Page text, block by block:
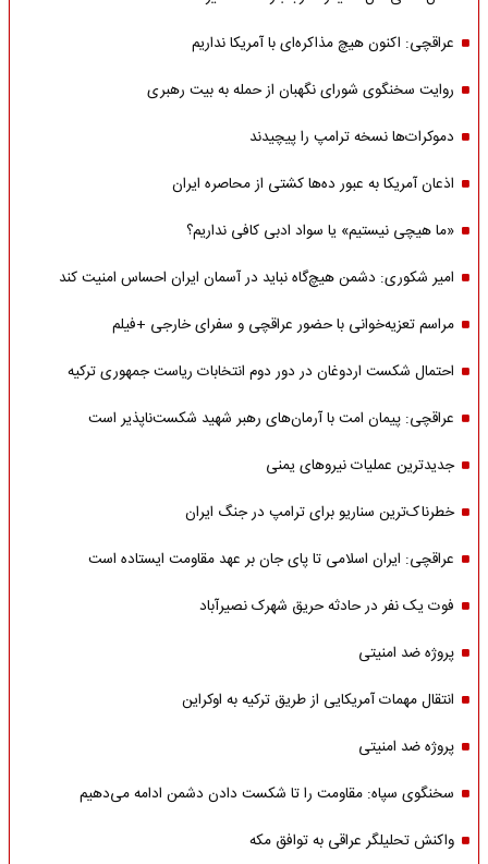
عراقچی: اکنون هیچ مذاکره‌ای با آمریکا نداریم
روایت سخنگوی شورای نگهبان از حمله به بیت رهبری
دموکرات‌ها نسخه ترامپ را پیچیدند
اذعان آمریکا به عبور ده‌ها کشتی از محاصره ایران
«ما هیچی نیستیم» یا سواد ادبی کافی نداریم؟
امیر شکوری: دشمن هیچ‌گاه نباید در آسمان ایران احساس امنیت کند
مراسم تعزیه‌خوانی با حضور عراقچی و سفرای خارجی +فیلم
احتمال شکست اردوغان در دور دوم انتخابات ریاست جمهوری ترکیه
عراقچی: پیمان امت با آرمان‌های رهبر شهید شکست‌ناپذیر است
جدیدترین عملیات نیروهای یمنی
خطرناک‌ترین سناریو برای ترامپ در جنگ ایران
عراقچی: ایران اسلامی تا پای جان بر عهد مقاومت ایستاده است
فوت یک نفر در حادثه حریق شهرک نصیرآباد
پروژه ضد امنیتی
انتقال مهمات آمریکایی از طریق ترکیه به اوکراین
پروژه ضد امنیتی
سخنگوی سپاه: مقاومت را تا شکست دادن دشمن ادامه می‌دهیم
واکنش تحلیلگر عراقی به توافق مکه